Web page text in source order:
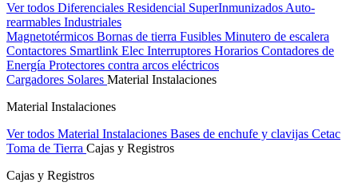
Ver todos Diferenciales Residencial SuperInmunizados Auto-
rearmables Industriales
Magnetotérmicos Bornas de tierra Fusibles Minutero de escalera
Contactores Smartlink Elec Interruptores Horarios Contadores de
Energía Protectores contra arcos eléctricos
Cargadores Solares Material Instalaciones
Material Instalaciones
Ver todos Material Instalaciones Bases de enchufe y clavijas Cetac
Toma de Tierra Cajas y Registros
Cajas y Registros